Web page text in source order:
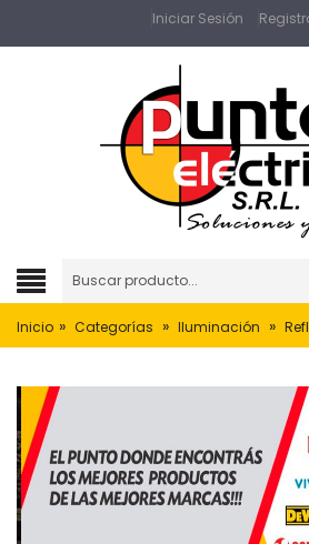
Iniciar Sesión
Inicio » Categorías » Iluminación »